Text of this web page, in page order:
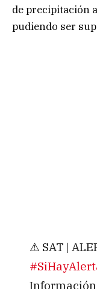
de precipitación
pudiendo ser
⚠ SAT |